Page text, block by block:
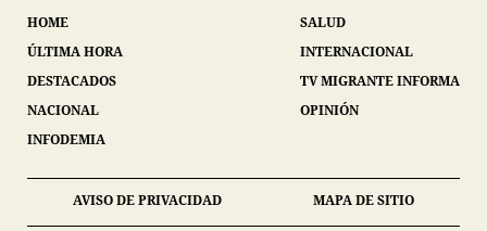
HOME
ÚLTIMA HORA
DESTACADOS
NACIONAL
INFODEMIA
SALUD
INTERNACIONAL
TV MIGRANTE INFORMA
OPINIÓN
AVISO DE PRIVACIDAD MAPA DE SITIO